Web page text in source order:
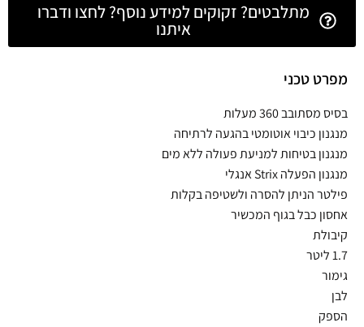
מתלבטים? זקוקים למידע נוסף? לחצו ודברו
איתנו
מפרט טכני
בסיס מסתובב 360 מעלות
מנגנון כיבוי אוטומטי בהגעה לרתיחה
מנגנון בטיחות למניעת פעולה ללא מים
מנגנון הפעלה Strix אנגלי
פילטר הניתן להסרה ולשטיפה בקלות
אחסון כבל בגוף המכשיר
קיבולת
1.7 ליטר
גימור
לבן
הספק